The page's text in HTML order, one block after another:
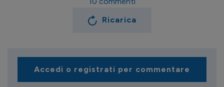
Ricarica
Accedi o registrati per commentare